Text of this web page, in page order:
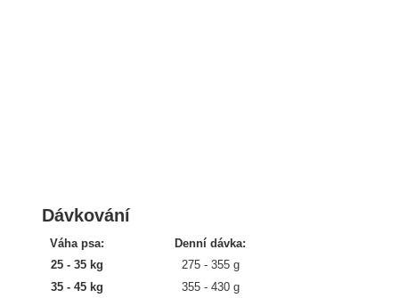
Dávkování
Váha psa:
Denní dávka:
25 - 35 kg
275 - 355 g
35 - 45 kg
355 - 430 g